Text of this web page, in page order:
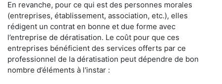
En revanche, pour ce qui est des personnes morales
(entreprises, établissement, association, etc.), elles
rédigent un contrat en bonne et due forme avec
l’entreprise de dératisation. Le coût pour que ces
entreprises bénéficient des services offerts par ce
professionnel de la dératisation peut dépendre de bon
nombre d’éléments à l'instar :